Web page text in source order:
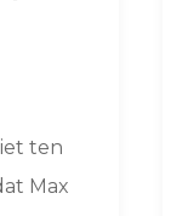
ten
Max